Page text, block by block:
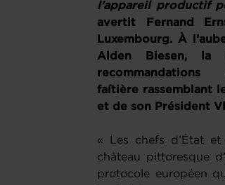
l'appareil productif
avertit Fernand
Luxembourg. À
Alden Biesen, la
faîtière rassemblant
et de son Président
« Les chefs d’État
château pittoresque
protocole européen